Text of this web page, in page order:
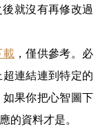
就沒有再修改過
載 ，僅供參考。必
連結連到特定的
果你把心智圖下
的資料才是。